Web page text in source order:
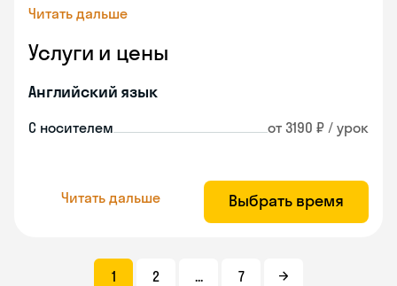
Читать дальше
Услуги и цены
Английский язык
С носителем от 3190 ₽ / урок
Читать дальше Выбрать время
1 2 ... 7